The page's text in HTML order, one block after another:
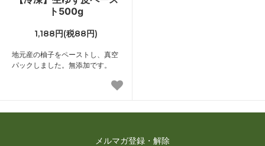
ト500g
1,188円(税88円)
地元産の柚子をペーストし、真空
パックしました。無添加です。
メルマガ登録・解除